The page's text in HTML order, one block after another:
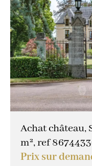
Achat château,
m², ref
Prix sur